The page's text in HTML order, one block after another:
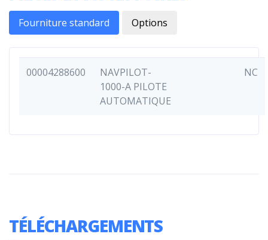
Fourniture standard Options
00004288600
NAVPILOT-
1000-A PILOTE
AUTOMATIQUE
NC
TÉLÉCHARGEMENTS